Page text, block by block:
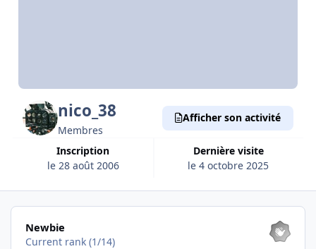
nico_38
Membres
Inscription
le 28 août 2006
Dernière visite
le 4 octobre 2025
Afficher son activité
Les voir tous
Newbie
Current rank (1/14)